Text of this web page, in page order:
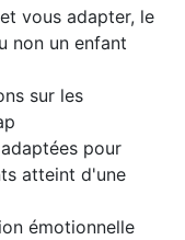
vous adapter, le
non un enfant
sur les
pour
atteint d'une
émotionnelle